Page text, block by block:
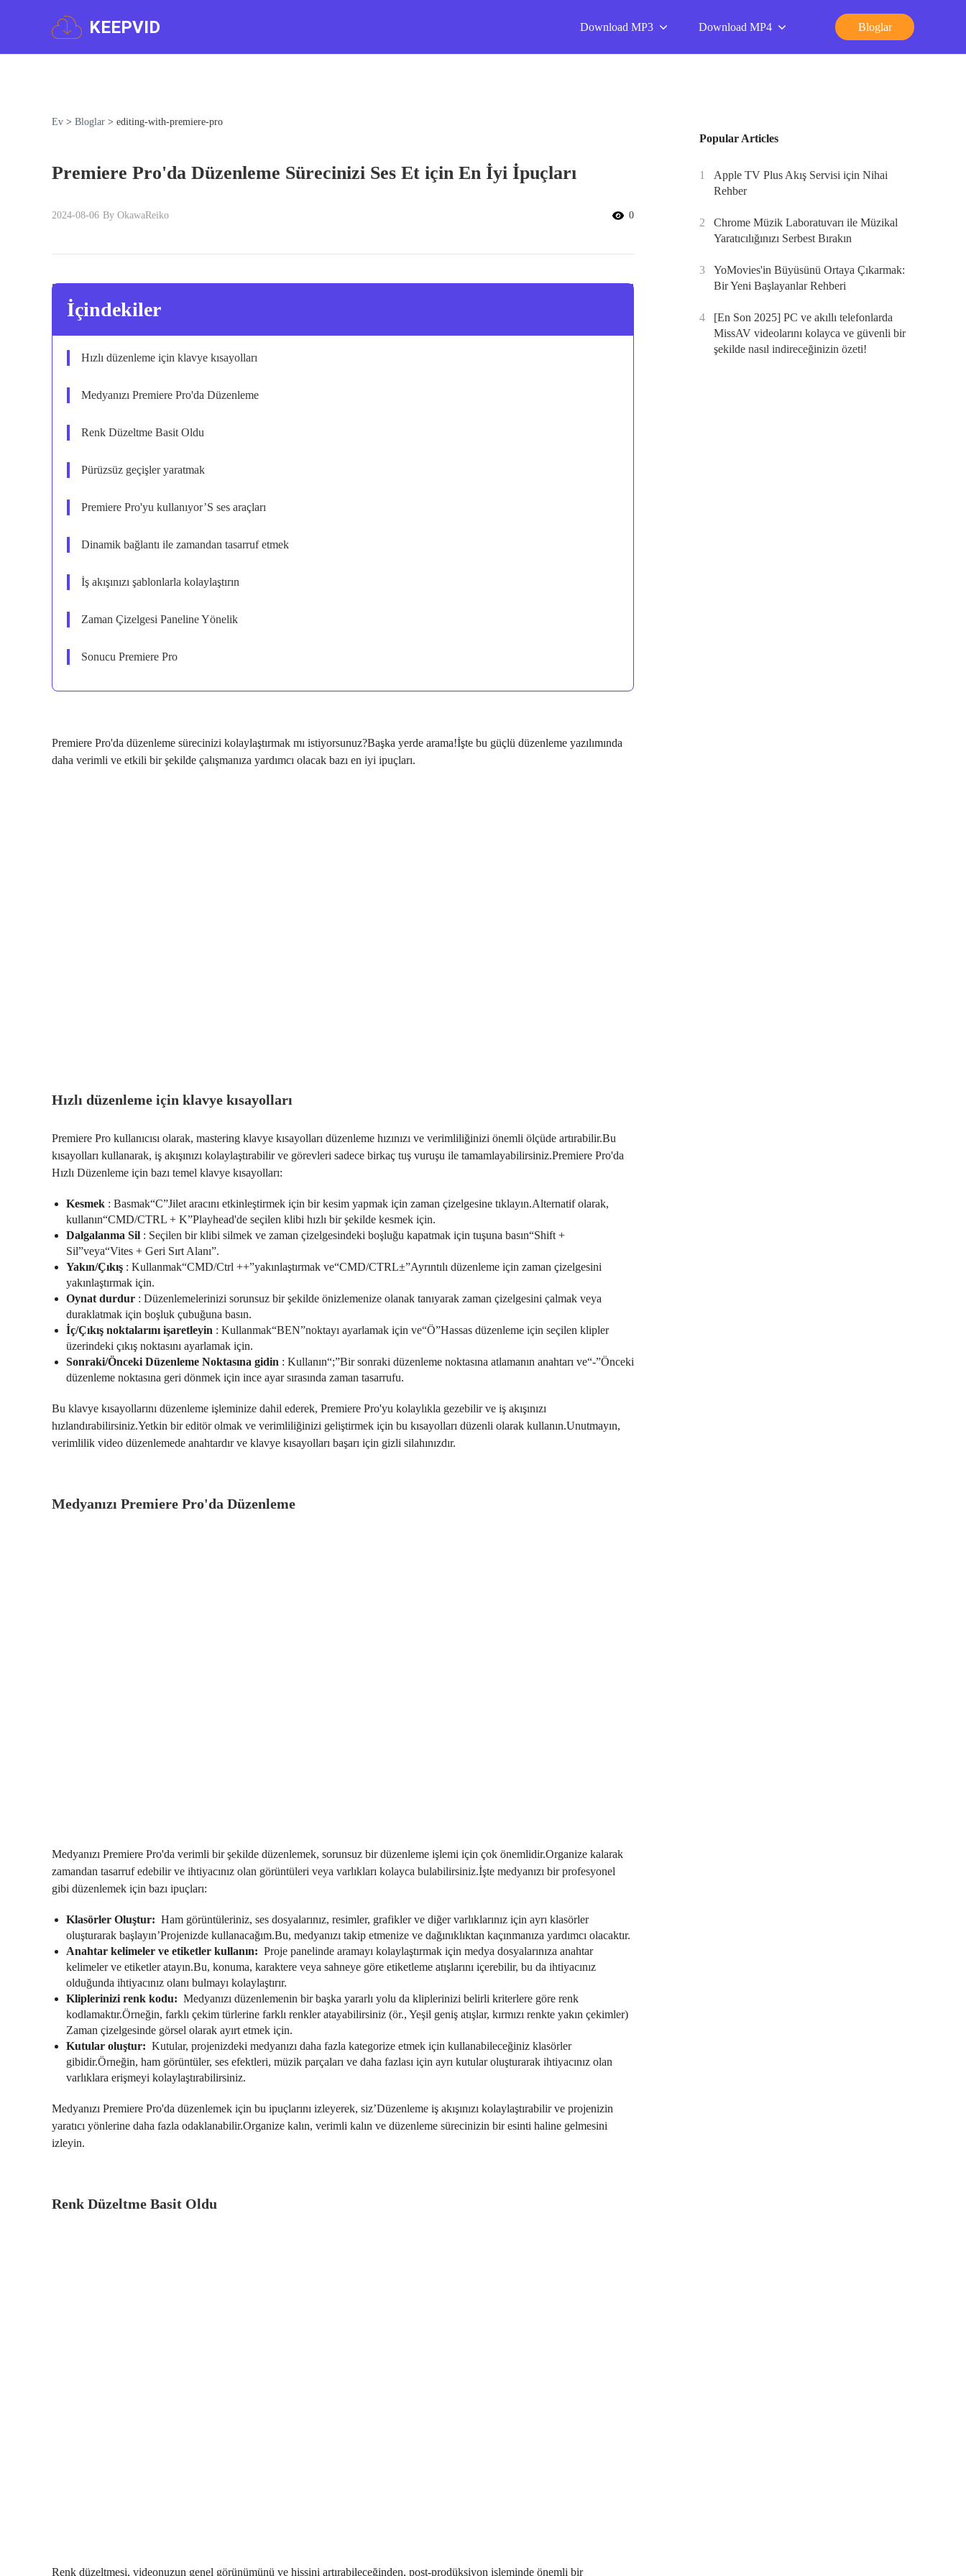
KEEPVID Download MP3 Download MP4 Bloglar
Ev > Bloglar > editing-with-premiere-pro
Premiere Pro'da Düzenleme Sürecinizi Ses Et için En İyi İpuçları
2024-08-06 By OkawaReiko 0
İçindekiler
Hızlı düzenleme için klavye kısayolları
Medyanızı Premiere Pro'da Düzenleme
Renk Düzeltme Basit Oldu
Pürüzsüz geçişler yaratmak
Premiere Pro'yu kullanıyor’S ses araçları
Dinamik bağlantı ile zamandan tasarruf etmek
İş akışınızı şablonlarla kolaylaştırın
Zaman Çizelgesi Paneline Yönelik
Sonucu Premiere Pro
Premiere Pro'da düzenleme sürecinizi kolaylaştırmak mı istiyorsunuz?Başka yerde arama!İşte bu güçlü düzenleme yazılımında
daha verimli ve etkili bir şekilde çalışmanıza yardımcı olacak bazı en iyi ipuçları.
Hızlı düzenleme için klavye kısayolları
Premiere Pro kullanıcısı olarak, mastering klavye kısayolları düzenleme hızınızı ve verimliliğinizi önemli ölçüde artırabilir.Bu
kısayolları kullanarak, iş akışınızı kolaylaştırabilir ve görevleri sadece birkaç tuş vuruşu ile tamamlayabilirsiniz.Premiere Pro'da
Hızlı Düzenleme için bazı temel klavye kısayolları:
Kesmek : Basmak“C”Jilet aracını etkinleştirmek için bir kesim yapmak için zaman çizelgesine tıklayın.Alternatif olarak,
kullanın“CMD/CTRL + K”Playhead'de seçilen klibi hızlı bir şekilde kesmek için.
Dalgalanma Sil : Seçilen bir klibi silmek ve zaman çizelgesindeki boşluğu kapatmak için tuşuna basın“Shift +
Sil”veya“Vites + Geri Sırt Alanı”.
Yakın/Çıkış : Kullanmak“CMD/Ctrl ++”yakınlaştırmak ve“CMD/CTRL±”Ayrıntılı düzenleme için zaman çizelgesini
yakınlaştırmak için.
Oynat durdur : Düzenlemelerinizi sorunsuz bir şekilde önizlemenize olanak tanıyarak zaman çizelgesini çalmak veya
duraklatmak için boşluk çubuğuna basın.
İç/Çıkış noktalarını işaretleyin : Kullanmak“BEN”noktayı ayarlamak için ve“Ö”Hassas düzenleme için seçilen klipler
üzerindeki çıkış noktasını ayarlamak için.
Sonraki/Önceki Düzenleme Noktasına gidin : Kullanın“;”Bir sonraki düzenleme noktasına atlamanın anahtarı ve“-”Önceki
düzenleme noktasına geri dönmek için ince ayar sırasında zaman tasarrufu.
Bu klavye kısayollarını düzenleme işleminize dahil ederek, Premiere Pro'yu kolaylıkla gezebilir ve iş akışınızı
hızlandırabilirsiniz.Yetkin bir editör olmak ve verimliliğinizi geliştirmek için bu kısayolları düzenli olarak kullanın.Unutmayın,
verimlilik video düzenlemede anahtardır ve klavye kısayolları başarı için gizli silahınızdır.
Medyanızı Premiere Pro'da Düzenleme
Medyanızı Premiere Pro'da verimli bir şekilde düzenlemek, sorunsuz bir düzenleme işlemi için çok önemlidir.Organize kalarak
zamandan tasarruf edebilir ve ihtiyacınız olan görüntüleri veya varlıkları kolayca bulabilirsiniz.İşte medyanızı bir profesyonel
gibi düzenlemek için bazı ipuçları:
Klasörler Oluştur: Ham görüntüleriniz, ses dosyalarınız, resimler, grafikler ve diğer varlıklarınız için ayrı klasörler
oluşturarak başlayın’Projenizde kullanacağım.Bu, medyanızı takip etmenize ve dağınıklıktan kaçınmanıza yardımcı olacaktır.
Anahtar kelimeler ve etiketler kullanın: Proje panelinde aramayı kolaylaştırmak için medya dosyalarınıza anahtar
kelimeler ve etiketler atayın.Bu, konuma, karaktere veya sahneye göre etiketleme atışlarını içerebilir, bu da ihtiyacınız
olduğunda ihtiyacınız olanı bulmayı kolaylaştırır.
Kliplerinizi renk kodu: Medyanızı düzenlemenin bir başka yararlı yolu da kliplerinizi belirli kriterlere göre renk
kodlamaktır.Örneğin, farklı çekim türlerine farklı renkler atayabilirsiniz (ör., Yeşil geniş atışlar, kırmızı renkte yakın çekimler)
Zaman çizelgesinde görsel olarak ayırt etmek için.
Kutular oluştur: Kutular, projenizdeki medyanızı daha fazla kategorize etmek için kullanabileceğiniz klasörler
gibidir.Örneğin, ham görüntüler, ses efektleri, müzik parçaları ve daha fazlası için ayrı kutular oluşturarak ihtiyacınız olan
varlıklara erişmeyi kolaylaştırabilirsiniz.
Medyanızı Premiere Pro'da düzenlemek için bu ipuçlarını izleyerek, siz’Düzenleme iş akışınızı kolaylaştırabilir ve projenizin
yaratıcı yönlerine daha fazla odaklanabilir.Organize kalın, verimli kalın ve düzenleme sürecinizin bir esinti haline gelmesini
izleyin.
Renk Düzeltme Basit Oldu
Renk düzeltmesi, videonuzun genel görünümünü ve hissini artırabileceğinden, post-prodüksiyon işleminde önemli bir
Popular Articles
1
Apple TV Plus Akış Servisi için Nihai
Rehber
2
Chrome Müzik Laboratuvarı ile Müzikal
Yaratıcılığınızı Serbest Bırakın
3
YoMovies'in Büyüsünü Ortaya Çıkarmak:
Bir Yeni Başlayanlar Rehberi
4
[En Son 2025] PC ve akıllı telefonlarda
MissAV videolarını kolayca ve güvenli bir
şekilde nasıl indireceğinizin özeti!